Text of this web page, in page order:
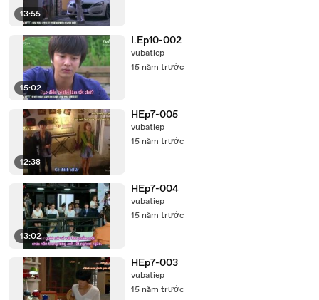
13:55
15:02
I.Ep10-002
vubatiep
15 năm trước
12:38
HEp7-005
vubatiep
15 năm trước
13:02
HEp7-004
vubatiep
15 năm trước
HEp7-003
vubatiep
15 năm trước